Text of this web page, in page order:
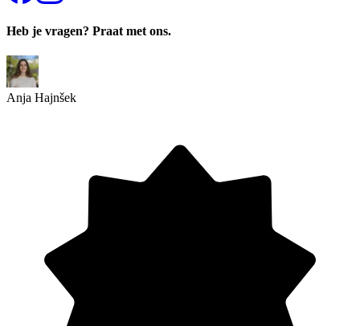
Heb je vragen? Praat met ons.
Anja Hajnšek